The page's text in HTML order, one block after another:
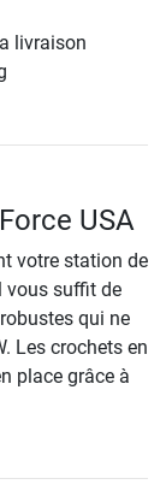
livraison
USA
votre station de
vous suffit de
qui ne
Les crochets en
place grâce à